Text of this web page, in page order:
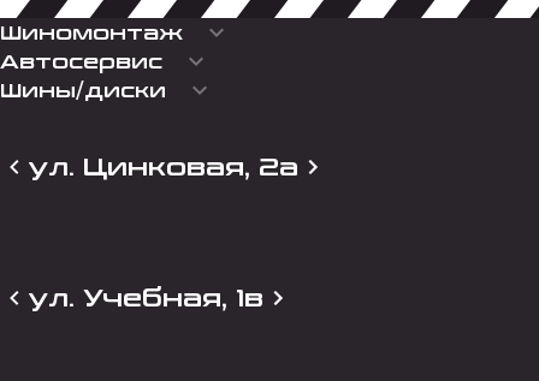
Шиномонтаж keyboard_arrow_down
Автосервис keyboard_arrow_down
Шины/диски keyboard_arrow_down
ул. Цинковая, 2а
ул. Учебная, 1в